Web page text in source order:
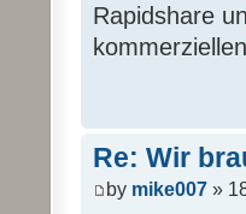
Rapidshare
Re: Wir
by mike007 »